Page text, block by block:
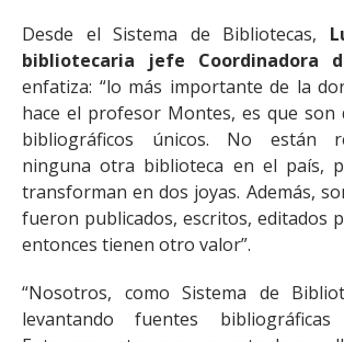
Desde el Sistema de Bibliotecas,
bibliotecaria jefe Coordinadora
enfatiza: “lo más importante de la
hace el profesor Montes, es que son
bibliográficos únicos. No están
ninguna otra biblioteca en el país,
transforman en dos joyas. Además,
fueron publicados, escritos, editados
entonces tienen otro valor”.
“Nosotros, como Sistema de
levantando fuentes bibliográficas